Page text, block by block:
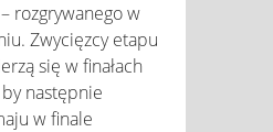
rozgrywanego w
Zwycięzcy etapu
się w finałach
następnie
w finale